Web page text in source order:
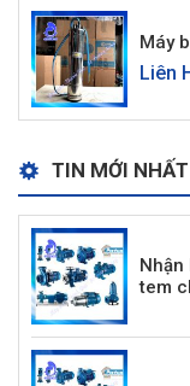
Máy
Liên
TIN MỚI NHẤT
tem